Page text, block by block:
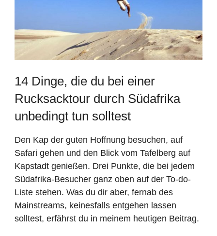
14 Dinge, die du bei einer
Rucksacktour durch Südafrika
unbedingt tun solltest
Den Kap der guten Hoffnung besuchen, auf
Safari gehen und den Blick vom Tafelberg auf
Kapstadt genießen. Drei Punkte, die bei jedem
Südafrika-Besucher ganz oben auf der To-do-
Liste stehen. Was du dir aber, fernab des
Mainstreams, keinesfalls entgehen lassen
solltest, erfährst du in meinem heutigen Beitrag.